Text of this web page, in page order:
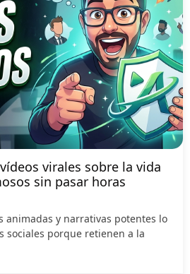
virales sobre la vida
sin pasar horas
animadas y narrativas potentes lo
sociales porque retienen a la